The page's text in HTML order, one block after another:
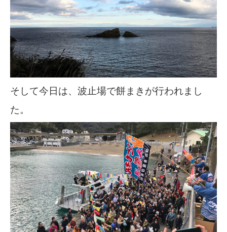
そして今日は、波止場で餅まきが行われまし
た。